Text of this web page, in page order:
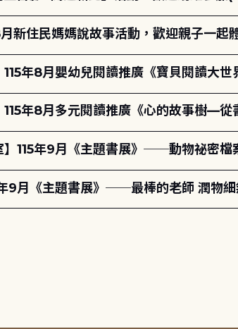
月新住民媽媽說故事活動，歡迎親子一起
115年8月嬰幼兒閱讀推廣《寶貝閱讀大
115年8月多元閱讀推廣《心的故事樹—
】115年9月《主題書展》──動物祕密檔
年9月《主題書展》──最棒的老師 潤物